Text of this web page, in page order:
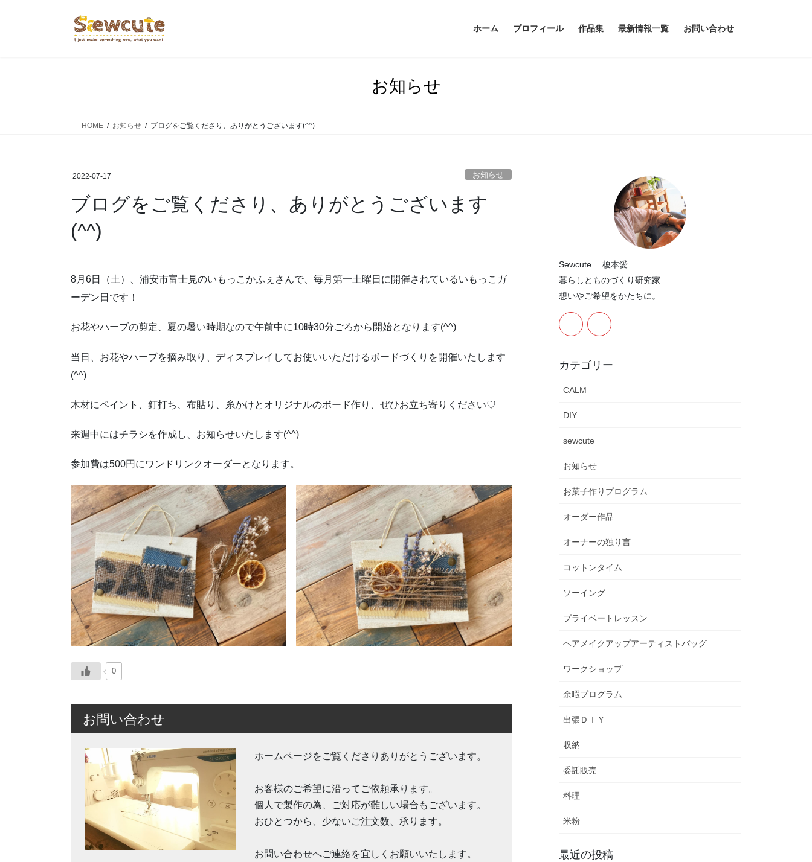
ホーム プロフィール 作品集 最新情報一覧 お問い合わせ
お知らせ
HOME お知らせ ブログをご覧くださり、ありがとうございます(^^)
2022-07-17 お知らせ
ブログをご覧くださり、ありがとうございます
(^^)
8月6日（土）、浦安市富士見のいもっこかふぇさんで、毎月第一土曜日に開催されているいもっこガ
ーデン日です！
お花やハーブの剪定、夏の暑い時期なので午前中に10時30分ごろから開始となります(^^)
当日、お花やハーブを摘み取り、ディスプレイしてお使いいただけるボードづくりを開催いたします
(^^)
木材にペイント、釘打ち、布貼り、糸かけとオリジナルのボード作り、ぜひお立ち寄りください♡
来週中にはチラシを作成し、お知らせいたします(^^)
参加費は500円にワンドリンクオーダーとなります。
0
お問い合わせ
ホームページをご覧くださりありがとうございます。
お客様のご希望に沿ってご依頼承ります。
個人で製作の為、ご対応が難しい場合もございます。
おひとつから、少ないご注文数、承ります。
お問い合わせへご連絡を宜しくお願いいたします。
Sewcute 榎本愛
暮らしとものづくり研究家
想いやご希望をかたちに。
カテゴリー
CALM
DIY
sewcute
お知らせ
お菓子作りプログラム
オーダー作品
オーナーの独り言
コットンタイム
ソーイング
プライベートレッスン
ヘアメイクアップアーティストバッグ
ワークショップ
余暇プログラム
出張ＤＩＹ
収納
委託販売
料理
米粉
最近の投稿